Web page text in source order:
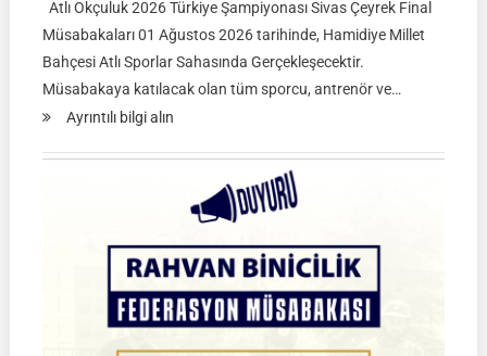
Atlı Okçuluk 2026 Türkiye Şampiyonası Sivas Çeyrek Final
Müsabakaları 01 Ağustos 2026 tarihinde, Hamidiye Millet
Bahçesi Atlı Sporlar Sahasında Gerçekleşecektir.
Müsabakaya katılacak olan tüm sporcu, antrenör ve…
Ayrıntılı bilgi alın:
2026
Türkiye
Şampiyonası
Çeyrek
Final